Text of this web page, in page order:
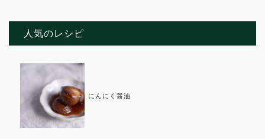
人気のレシピ
にんにく醤油